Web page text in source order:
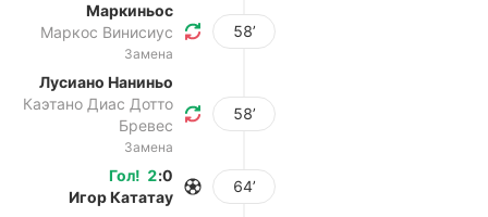
Маркиньос
Маркос Винисиус
Замена
58’
Лусиано Наниньо
Каэтано Диас Дотто
Бревес
Замена
58’
Гол! 2:0
Игор Кататау
64’